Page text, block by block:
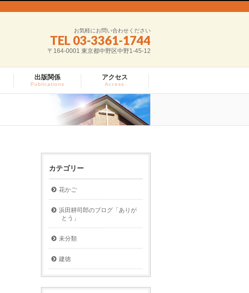
お気軽にお問い合わせください
TEL 03-3361-1744
〒164-0001 東京都中野区中野1-45-12
出版関係
Publications
アクセス
Access
カテゴリー
花かご
浜田耕司郎のブログ「ありが
とう」
未分類
建徳